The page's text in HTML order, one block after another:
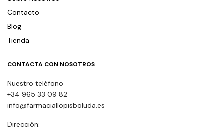
Contacto
Blog
Tienda
CONTACTA CON NOSOTROS
Nuestro teléfono
+34 965 33 09 82
info@farmaciallopisboluda.es
Dirección: